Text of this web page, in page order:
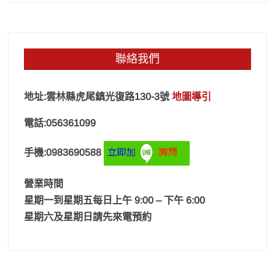
聯絡我們
地址:雲林縣虎尾鎮光復路130-3號地圖導引
電話:056361099
手機:0983690588
營業時間
星期一到星期五每日上午 9:00 – 下午 6:00
星期六及星期日請先來電預約